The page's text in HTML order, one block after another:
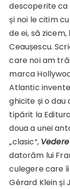
descoperite ca
și noi le citim
de ei, să
Ceaușescu.
care noi am
marca
Atlantic
ghicite și o
tipărit la
doua a unei
„clasic“,
datorăm lui
culegere care
Gérard Klein și